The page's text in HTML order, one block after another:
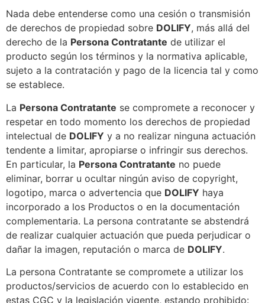
Nada debe entenderse como una cesión o transmisión
de derechos de propiedad sobre DOLIFY, más allá del
derecho de la Persona Contratante de utilizar el
producto según los términos y la normativa aplicable,
sujeto a la contratación y pago de la licencia tal y como
se establece.
La Persona Contratante se compromete a reconocer y
respetar en todo momento los derechos de propiedad
intelectual de DOLIFY y a no realizar ninguna actuación
tendente a limitar, apropiarse o infringir sus derechos.
En particular, la Persona Contratante no puede
eliminar, borrar u ocultar ningún aviso de copyright,
logotipo, marca o advertencia que DOLIFY haya
incorporado a los Productos o en la documentación
complementaria. La persona contratante se abstendrá
de realizar cualquier actuación que pueda perjudicar o
dañar la imagen, reputación o marca de DOLIFY.
La persona Contratante se compromete a utilizar los
productos/servicios de acuerdo con lo establecido en
estas CGC y la legislación vigente, estando prohibido: